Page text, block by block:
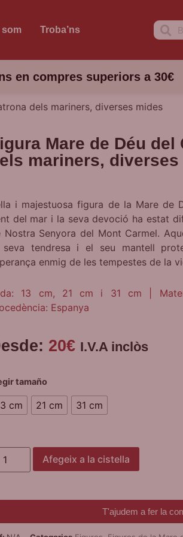
som Troba’ns
en compres superiors a 30€
dels mariners, diverses mides
Mare de Déu del
mariners, diverses
i majestuosa figura de la Mare de
del mar i la seva devoció ha estat
Nostra Senyora del Mont Carmel.
seva tendresa i el seu mantell
enmig de les tempestes de la
13 cm, 21 cm i 31 cm |
Espanya
20€ I.V.A inclòs
tamaño
cm 21 cm 31 cm
Afegeix a la cistella
T'ajudem a fer la